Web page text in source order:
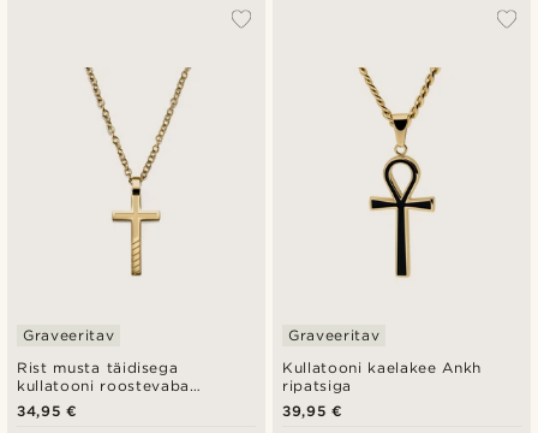
Rist musta täidisega
kullatooni roostevaba
terasest kaelakee
Graveeritav
34,95 €
Kullatooni kaelakee Ankh
ripatsiga
Graveeritav
39,95 €